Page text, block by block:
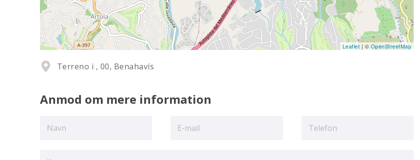
Leaflet | © OpenStreetMap
Terreno i , 00, Benahavís
Anmod om mere information